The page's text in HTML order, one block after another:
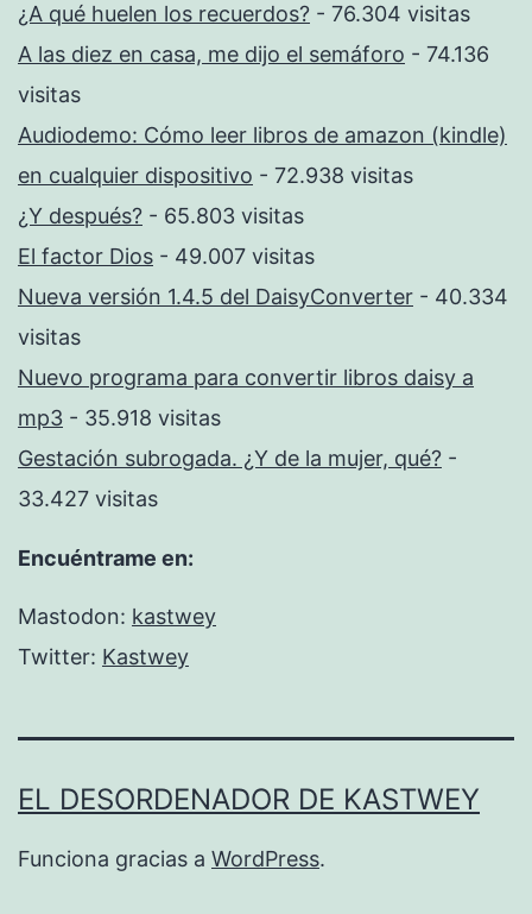
¿A qué huelen los recuerdos? - 76.304 visitas
A las diez en casa, me dijo el semáforo - 74.136
visitas
Audiodemo: Cómo leer libros de amazon (kindle)
en cualquier dispositivo - 72.938 visitas
¿Y después? - 65.803 visitas
El factor Dios - 49.007 visitas
Nueva versión 1.4.5 del DaisyConverter - 40.334
visitas
Nuevo programa para convertir libros daisy a
mp3 - 35.918 visitas
Gestación subrogada. ¿Y de la mujer, qué? -
33.427 visitas
Encuéntrame en:
Mastodon: kastwey
Twitter: Kastwey
EL DESORDENADOR DE KASTWEY
Funciona gracias a WordPress.